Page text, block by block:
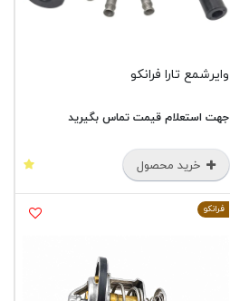
وایرشمع تارا فرانکو
جهت استعلام قیمت تماس بگیرید
خرید محصول
فرانکو